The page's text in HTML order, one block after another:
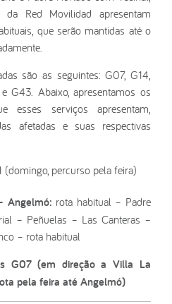
Red Movilidad apresentam
que serão mantidas até o
são as seguintes: G07, G14,
G43. Abaixo, apresentamos os
esses serviços apresentam,
afetadas e suas respectivas
(domingo, percurso pela feira)
Angelmó: rota habitual – Padre
– Peñuelas – Las Canteras –
– rota habitual
G07 (em direção a Villa La
pela feira até Angelmó)